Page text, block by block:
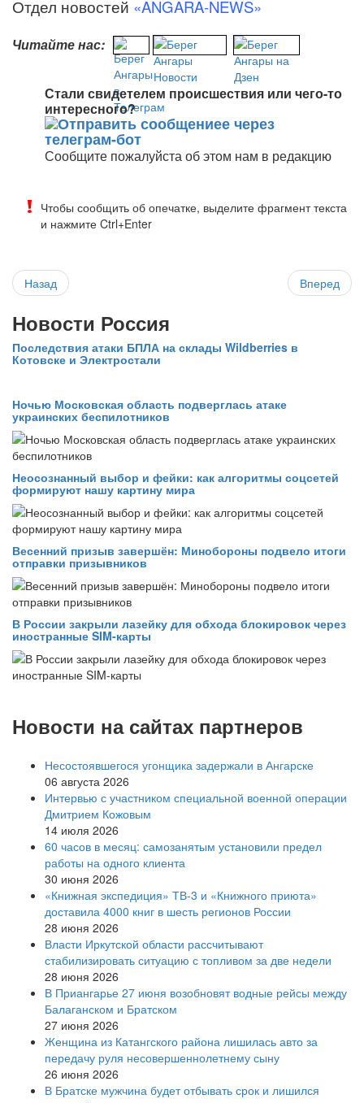
Отдел новостей «ANGARA-NEWS»
Читайте нас:
Стали свидетелем происшествия или чего-то
интересного?
Сообщите пожалуйста об этом нам в редакцию
Чтобы сообщить об опечатке, выделите фрагмент текста
и нажмите Ctrl+Enter
Назад Вперед
Новости Россия
Последствия атаки БПЛА на склады Wildberries в
Котовске и Электростали
Ночью Московская область подверглась атаке
украинских беспилотников
Неосознанный выбор и фейки: как алгоритмы соцсетей
формируют нашу картину мира
Весенний призыв завершён: Минобороны подвело итоги
отправки призывников
В России закрыли лазейку для обхода блокировок через
иностранные SIM-карты
Новости на сайтах партнеров
Несостоявшегося угонщика задержали в Ангарске
06 августа 2026
Интервью с участником специальной военной операции
Дмитрием Кожовым
14 июля 2026
60 часов в месяц: самозанятым установили предел
работы на одного клиента
30 июня 2026
«Книжная экспедиция» ТВ-3 и «Книжного приюта»
доставила 4000 книг в шесть регионов России
28 июня 2026
Власти Иркутской области рассчитывают
стабилизировать ситуацию с топливом за две недели
28 июня 2026
В Приангарье 27 июня возобновят водные рейсы между
Балаганском и Братском
27 июня 2026
Женщина из Катангского района лишилась авто за
передачу руля несовершеннолетнему сыну
26 июня 2026
В Братске мужчина будет отбывать срок и лишился